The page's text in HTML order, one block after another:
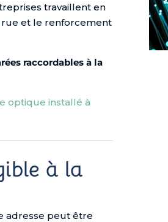
travaillent en
et le renforcement
raccordables à la
optique installé à
à la
adresse peut être